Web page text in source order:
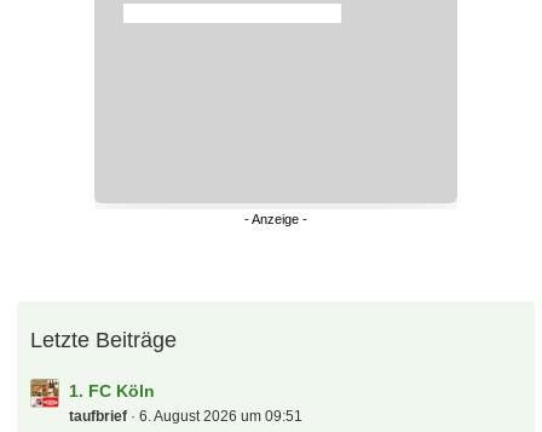
Letzte Beiträge
1. FC Köln
taufbrief 6. August 2026 um 09:51